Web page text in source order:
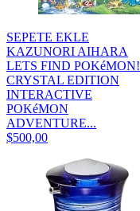
SEPETE EKLE
KAZUNORI AIHARA
LETS FIND POKéMON!
CRYSTAL EDITION
INTERACTIVE
POKéMON
ADVENTURE...
$500,00